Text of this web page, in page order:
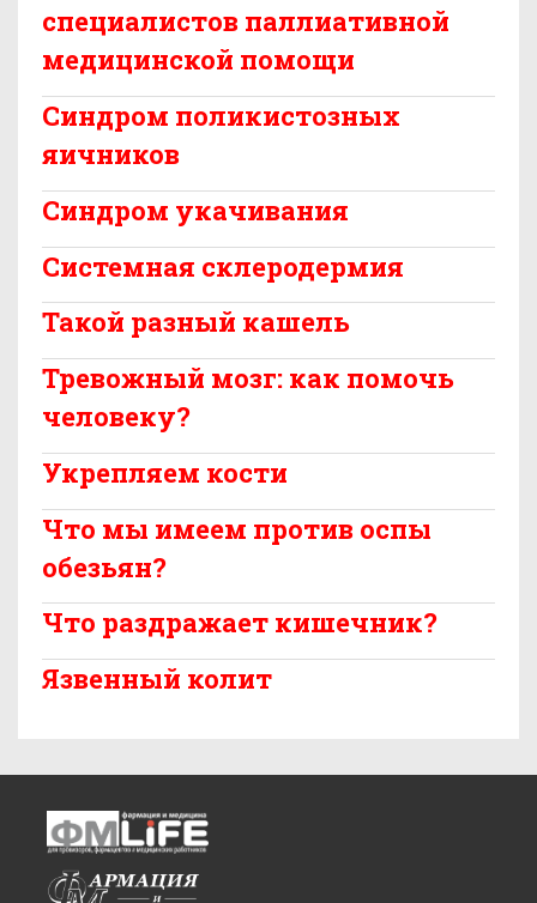
специалистов паллиативной
медицинской помощи
Синдром поликистозных
яичников
Синдром укачивания
Системная склеродермия
Такой разный кашель
Тревожный мозг: как помочь
человеку?
Укрепляем кости
Что мы имеем против оспы
обезьян?
Что раздражает кишечник?
Язвенный колит